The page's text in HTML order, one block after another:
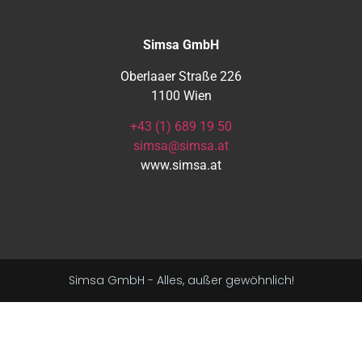
Simsa GmbH
Oberlaaer Straße 226
1100 Wien
+43 (1) 689 19 50
simsa@simsa.at
www.simsa.at
Simsa GmbH - Alles, außer gewöhnlich!